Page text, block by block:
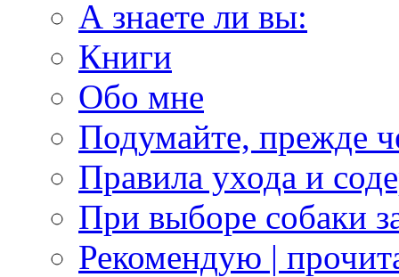
А знаете ли вы:
Книги
Обо мне
Подумайте, прежде
Правила ухода и
При выборе собаки
Рекомендую |